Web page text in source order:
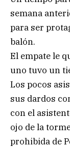
semana
para ser
balón.
El empate le
uno tuvo un
Los pocos
sus dardos
con el
ojo de la
prohibida de